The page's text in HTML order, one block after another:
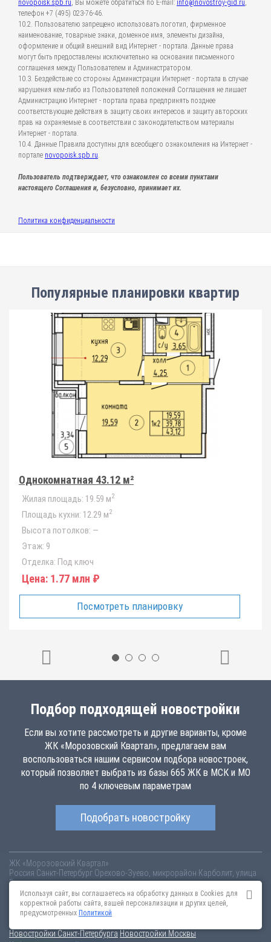
novopoisk.spb.ru, Вы можете обратиться по E-mail: info@novostroy-gid.ru,
телефон +7 (495) 023-76-46.
10.2. Пользователю запрещено использовать логотип, фирменное
наименование, товарные знаки, доменное имя, элементы дизайна,
оформление и общий внешний вид Интернет - портала. Данные права
могут быть предоставлены исключительно на основании письменного
соглашения между Пользователем и Администратором.
10.3. Бездействие со стороны Администрации Интернет - портала в случае
нарушения кем-либо из Пользователей положений Соглашения не лишает
Администрацию Интернет - портала права предпринять позднее
соответствующие действия в защиту своих интересов и защиту авторских
прав на охраняемые в соответствии с законодательством материалы
Интернет - портала.
10.4. Данные Правила доступны для всеобщего ознакомления на Интернет -
портале novopoisk.spb.ru.
Пользователь подтверждает, что ознакомлен со всеми пунктами
настоящего Соглашения и, безусловно, принимает их.
Политика конфиденциальности
Популярные планировки квартир
Однокомнатная 43.12 м²
Жилая площадь: 19.59 м2
Площадь кухни: 12.29 м2
Высота потолков: —
Этаж: 9
Отделка: Под ключ
Цена: 1.77 млн ₽
Посмотреть планировку
Подбор подходящей новостройки
Если вы хотите рассмотреть и другие варианты, кроме
ЖК «Морозовский Квартал», предлагаем вам
воспользоваться нашим сервисом подбора новостроек,
который позволяет выбрать из базы 665 ЖК в МСК и МО
по 4 ключевым параметрам
Подобрать новостройку
ЖК «Морозовский Квартал»
Россия Санкт-Петербург Орехово-Зуево, микрорайон Карболит, улица
Бондаренко
morozovskij-kvartal.novopoisk.msk.ruКупить квартиру в новом жилом
комплексе «Морозовский Квартал» от «ФинТрастОйл» в Орехово-
Зуево. Квартиры различных планировок от 1.77 млн рублей!
Новостройки Санкт-Петербурга Новостройки Москвы
Используя сайт, вы соглашаетесь на обработку данных в Cookies для
корректной работы сайта, вашей персонализации и других целей,
предусмотренных Политикой